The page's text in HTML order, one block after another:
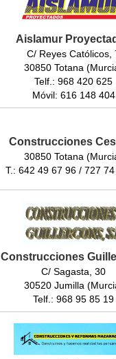
Aislamur
C/ Reyes Católicos,
30850 Totana
Telf.: 968 420 625
Móvil: 616 148 404
Construcciones
30850 Totana
T.: 642 49 67 96 / 727 74
Construcciones
C/ Sagasta, 30
30520 Jumilla
Telf.: 968 95 85 19